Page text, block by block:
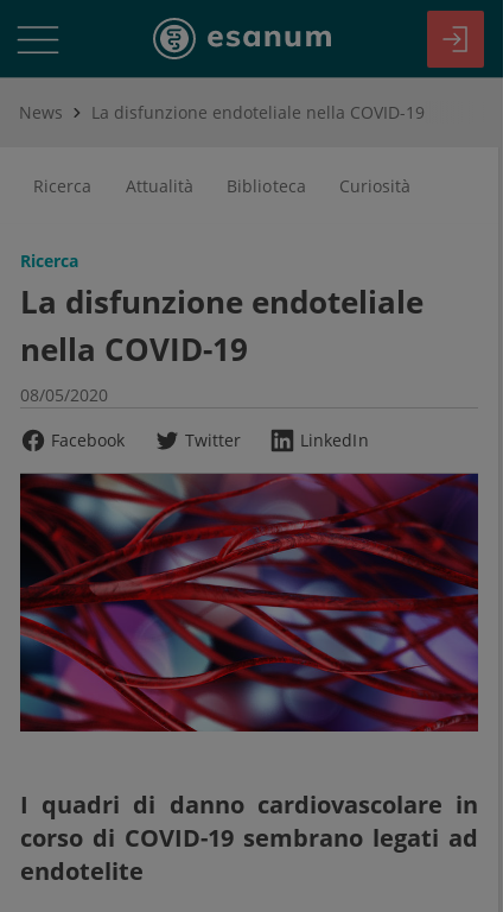
News La disfunzione endoteliale nella COVID-19
Ricerca Attualità Biblioteca Curiosità
Ricerca
La disfunzione endoteliale
nella COVID-19
08/05/2020
Facebook
Twitter LinkedIn
I quadri di danno cardiovascolare in
corso di COVID-19 sembrano legati ad
endotelite